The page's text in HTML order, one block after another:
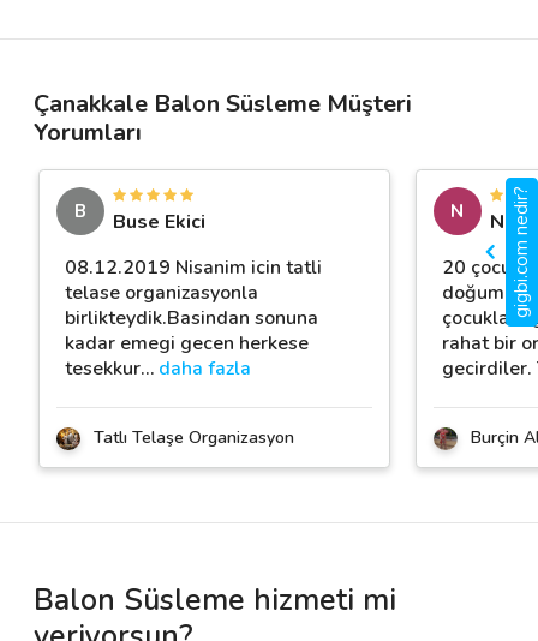
Çanakkale Balon Süsleme Müşteri
Yorumları
B
Buse Ekici
08.12.2019 Nisanim icin tatli
telase organizasyonla
birlikteydik.Basindan sonuna
kadar emegi gecen herkese
tesekkur… daha fazla
Tatlı Telaşe Organizasyon
N
20
doğum
çocuklar
rahat bir
gecirdiler.
Burçin
Balon Süsleme hizmeti mi
gigbi.com nedir?